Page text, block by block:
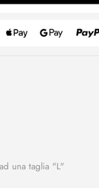
una taglia "L"